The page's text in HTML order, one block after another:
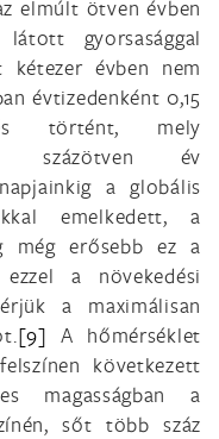
elmúlt ötven évben
gyorsasággal
évben nem
évtizedenként 0,15
történt, mely
százötven év
a globális
emelkedett, a
még erősebb ez a
a növekedési
a maximálisan
[9] A hőmérséklet
következett
magasságban a
sőt több száz